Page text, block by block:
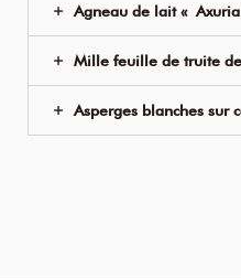
Agneau de lait «
Mille feuille de truite de
Asperges blanches sur